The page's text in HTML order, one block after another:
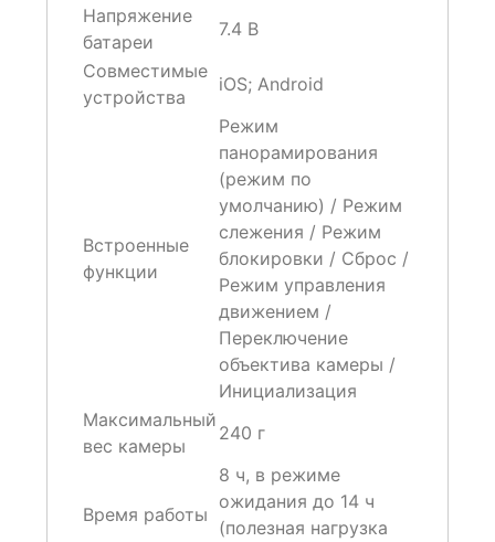
Напряжение
батареи
7.4 В
Совместимые
устройства
iOS; Android
Встроенные
функции
Режим
панорамирования
(режим по
умолчанию) / Режим
слежения / Режим
блокировки / Сброс /
Режим управления
движением /
Переключение
объектива камеры /
Инициализация
Максимальный
вес камеры
240 г
Время работы
8 ч, в режиме
ожидания до 14 ч
(полезная нагрузка